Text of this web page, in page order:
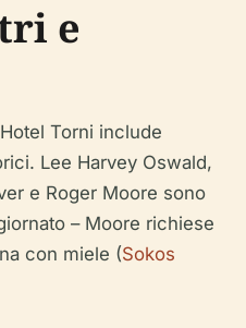
e
Torni include
Lee Harvey Oswald,
e Roger Moore sono
– Moore richiese
con miele (Sokos